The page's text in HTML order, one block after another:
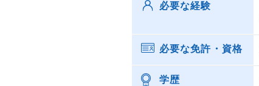
必要な経験
必要な免許・資格
学歴